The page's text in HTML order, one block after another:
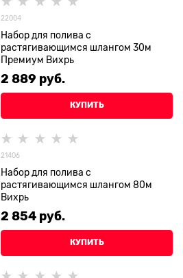
22004
Набор для полива с
растягивающимся шлангом 30м
Премиум Вихрь
2 889 руб.
КУПИТЬ
21406
Набор для полива с
растягивающимся шлангом 80м
Вихрь
2 854 руб.
КУПИТЬ